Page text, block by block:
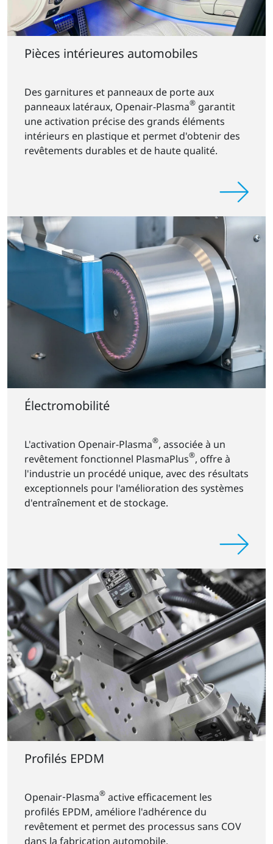
Pièces intérieures automobiles
Des garnitures et panneaux de porte aux
panneaux latéraux, Openair-Plasma® garantit
une activation précise des grands éléments
intérieurs en plastique et permet d'obtenir des
revêtements durables et de haute qualité.
Électromobilité
L'activation Openair-Plasma®, associée à un
revêtement fonctionnel PlasmaPlus®, offre à
l'industrie un procédé unique, avec des résultats
exceptionnels pour l'amélioration des systèmes
d'entraînement et de stockage.
Profilés EPDM
Openair‑Plasma® active efficacement les
profilés EPDM, améliore l'adhérence du
revêtement et permet des processus sans COV
dans la fabrication automobile.